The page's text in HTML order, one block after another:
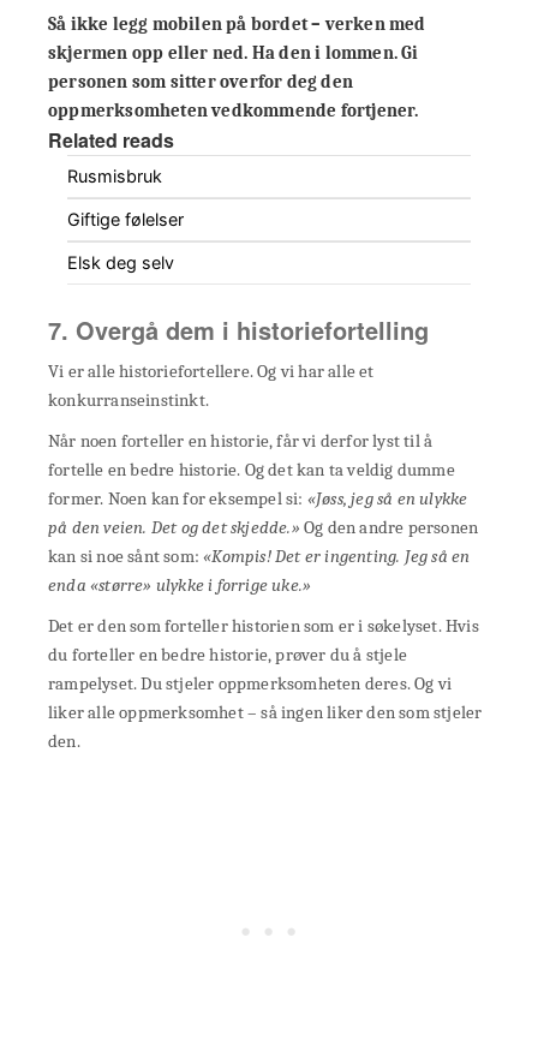
Så ikke legg mobilen på bordet – verken med
skjermen opp eller ned. Ha den i lommen. Gi
personen som sitter overfor deg den
oppmerksomheten vedkommende fortjener.
Related reads
Rusmisbruk
Giftige følelser
Elsk deg selv
7. Overgå dem i historiefortelling
Vi er alle historiefortellere. Og vi har alle et
konkurranseinstinkt.
Når noen forteller en historie, får vi derfor lyst til å
fortelle en bedre historie. Og det kan ta veldig dumme
former. Noen kan for eksempel si: «Jøss, jeg så en ulykke
på den veien. Det og det skjedde.» Og den andre personen
kan si noe sånt som:«Kompis! Det er ingenting. Jeg så en
enda «større» ulykke i forrige uke.»
Det er den som forteller historien som er i søkelyset. Hvis
du forteller en bedre historie, prøver du å stjele
rampelyset. Du stjeler oppmerksomheten deres. Og vi
liker alle oppmerksomhet – så ingen liker den som stjeler
den.